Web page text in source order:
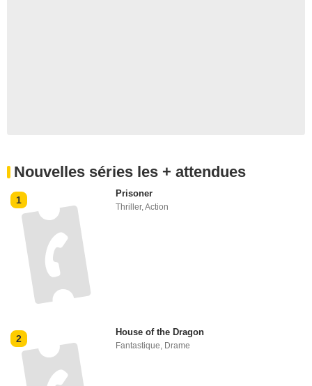
Nouvelles séries les + attendues
1
Prisoner
Thriller,Action
2
House of the Dragon
Fantastique Drame